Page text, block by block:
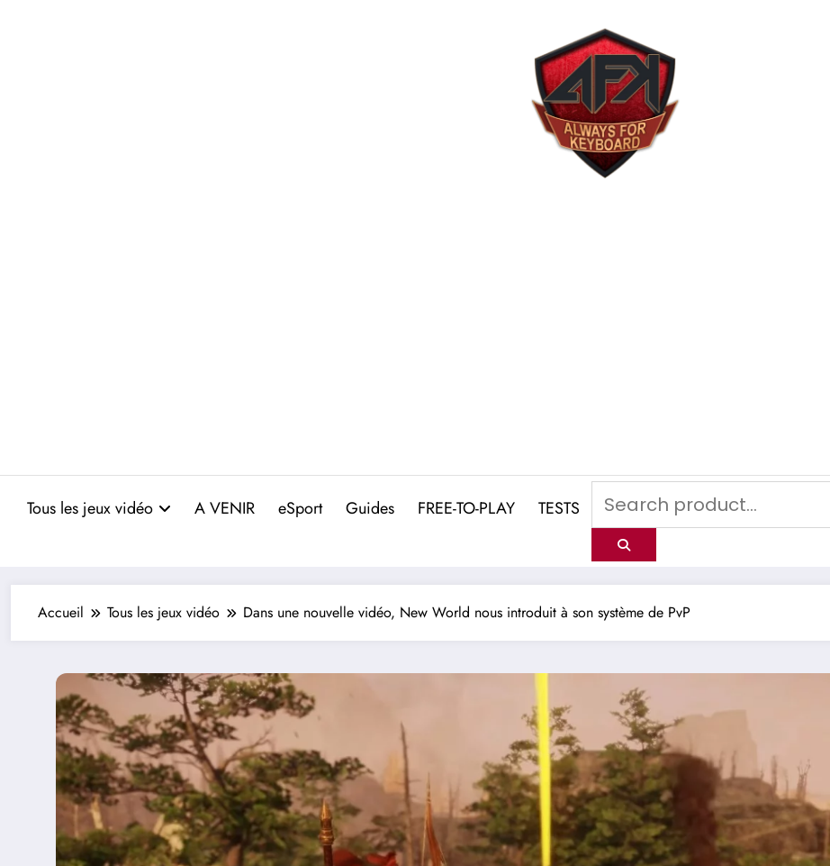
Tous les jeux vidéo A VENIR eSport Guides FREE-TO-PLAY TESTS
Accueil Tous les jeux vidéo Dans une nouvelle vidéo, New World nous introduit à son système de PvP